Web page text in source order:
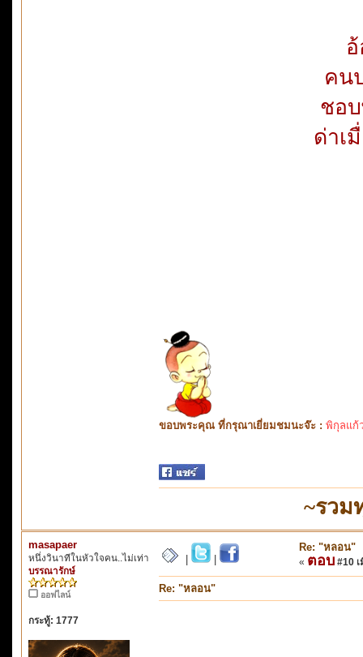
คน
ชอ
ด่าเ
ขอบพระคุณ ที่กรุณาเยี่ยมชมนะจ๊ะ : พิกุลแก้
~รวม
masapaer
หนึ่งวินาทีในหัวใจคน..ไม่เท่า
บรรณารักษ์
ออฟไลน์
กระทู้: 1777
Re: "หลอน"
« ตอบ #10
Re: "หลอน"